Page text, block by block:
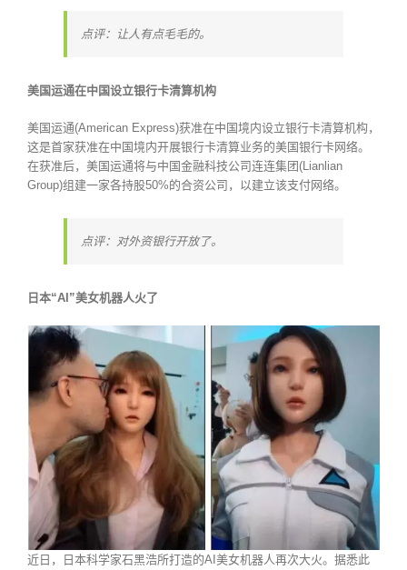
点评：让人有点毛毛的。
美国运通在中国设立银行卡清算机构
美国运通(American Express)获准在中国境内设立银行卡清算机构，
这是首家获准在中国境内开展银行卡清算业务的美国银行卡网络。
在获准后，美国运通将与中国金融科技公司连连集团(Lianlian
Group)组建一家各持股50%的合资公司，以建立该支付网络。
点评：对外资银行开放了。
日本“AI”美女机器人火了
近日，日本科学家石黑浩所打造的AI美女机器人再次大火。据悉此